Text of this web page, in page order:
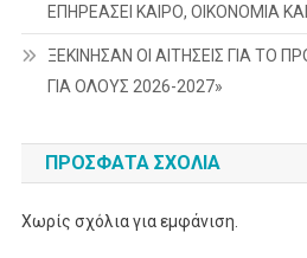
ΕΠΗΡΕΑΣΕΙ ΚΑΙΡΟ, ΟΙΚΟΝΟΜΙΑ
ΞΕΚΙΝΗΣΑΝ ΟΙ ΑΙΤΗΣΕΙΣ ΓΙΑ ΤΟ
ΓΙΑ ΟΛΟΥΣ 2026-2027»
ΠΡΌΣΦΑΤΑ ΣΧΌΛΙΑ
Χωρίς σχόλια για εμφάνιση.